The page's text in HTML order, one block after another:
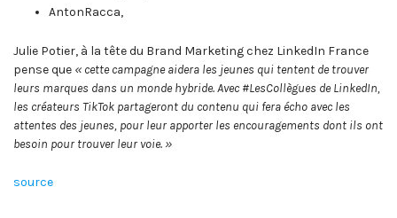
AntonRacca,
Julie Potier, à la tête du Brand Marketing chez LinkedIn France
pense que « cette campagne aidera les jeunes qui tentent de trouver
leurs marques dans un monde hybride. Avec #LesCollègues de LinkedIn,
les créateurs TikTok partageront du contenu qui fera écho avec les
attentes des jeunes, pour leur apporter les encouragements dont ils ont
besoin pour trouver leur voie. »
source